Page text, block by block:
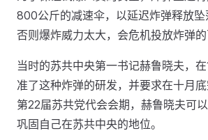
800公斤的减速伞，以延迟炸弹释放坠
否则爆炸威力太大，会危机投放炸弹的
当时的苏共中央第一书记赫鲁晓夫，
准了这种炸弹的研发，并要求在十月
第22届苏共党代会会期，赫鲁晓夫可
巩固自己在苏共中央的地位。